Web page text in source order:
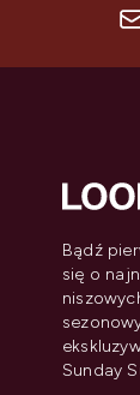
Bądź
się o
Sunday